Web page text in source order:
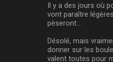
Il y a des jours où
vont paraître
pèseront...
Désolé, mais
donner sur les
valent toutes pour